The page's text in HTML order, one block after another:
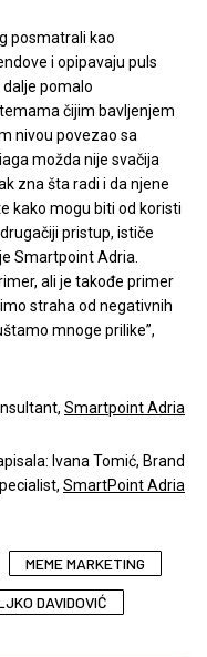
posmatrali kao
i opipavaju puls
dalje pomalo
čijim bavljenjem
nivou povezao sa
možda nije svačija
zna šta radi i da njene
kako mogu biti od koristi
pristup, ističe
Smartpoint Adria.
ali je takođe primer
straha od negativnih
mnoge prilike”,
Smartpoint Adria
Ivana Tomić, Brand
SmartPoint Adria
MEME MARKETING
DAVIDOVIĆ